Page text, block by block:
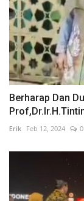
Berharap Dan
Erik Feb 12, 2024 0